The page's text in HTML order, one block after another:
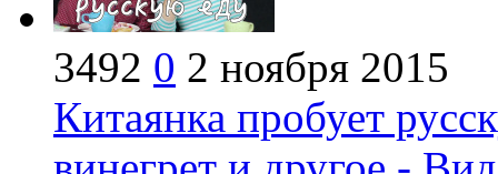
3492 0 2 ноября 2015
Китаянка пробует